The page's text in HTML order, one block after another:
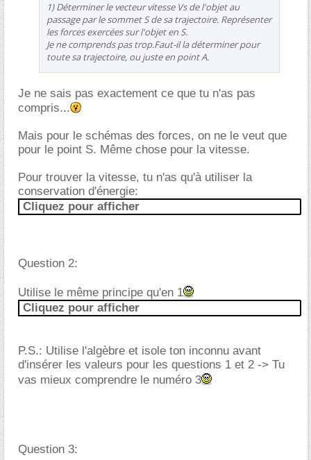
1) Déterminer le vecteur vitesse Vs de l'objet au
passage par le sommet S de sa trajectoire. Représenter
les forces exercées sur l'objet en S.
Je ne comprends pas trop.Faut-il la déterminer pour
toute sa trajectoire, ou juste en point A.
Je ne sais pas exactement ce que tu n'as pas
compris...
Mais pour le schémas des forces, on ne le veut que
pour le point S. Même chose pour la vitesse.
Pour trouver la vitesse, tu n'as qu'à utiliser la
conservation d'énergie:
Cliquez pour afficher
Question 2:
Utilise le même principe qu'en 1
Cliquez pour afficher
P.S.: Utilise l'algèbre et isole ton inconnu avant
d'insérer les valeurs pour les questions 1 et 2 -> Tu
vas mieux comprendre le numéro 3
Question 3: